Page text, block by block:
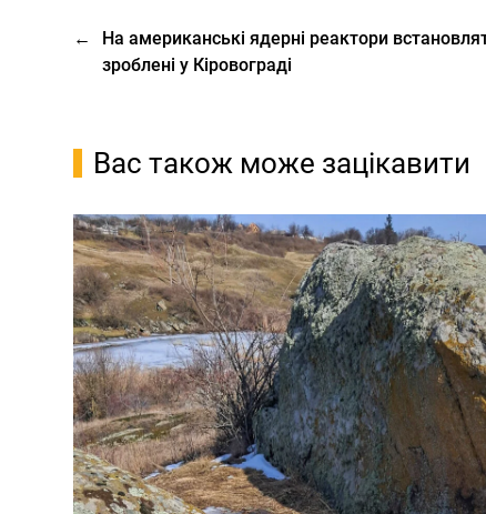
←
На американські ядерні реактори
зроблені у Кіровограді
Вас також може зацікавити